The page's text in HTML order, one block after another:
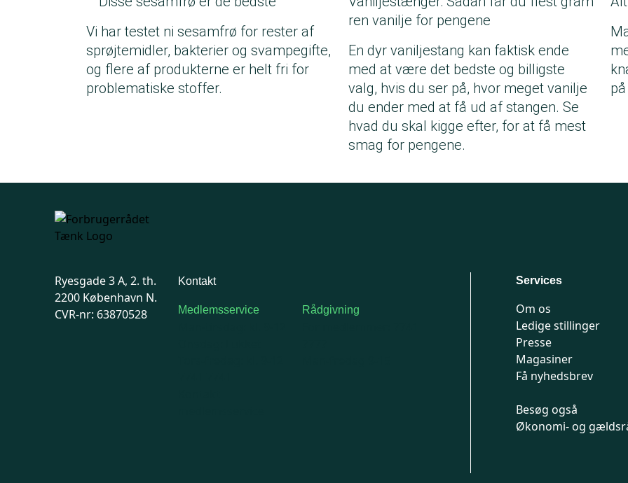
Vi har testet ni sesamfrø for rester af
sprøjtemidler, bakterier og svampegifte,
og flere af produkterne er helt fri for
problematiske stoffer.
ren vanilje for pengene
En dyr vaniljestang kan faktisk ende
med at være det bedste og billigste
valg, hvis du ser på, hvor meget vanilje
du ender med at få ud af stangen. Se
hvad du skal kigge efter, for at få mest
smag for pengene.
Ryesgade 3 A, 2. th.
2200 København N.
CVR-nr: 63870528
Kontakt
Medlemsservice Rådgivning
Services
Om os
Ledige stillinger
Presse
Magasiner
Få nyhedsbrev
Besøg også
Økonomi- og